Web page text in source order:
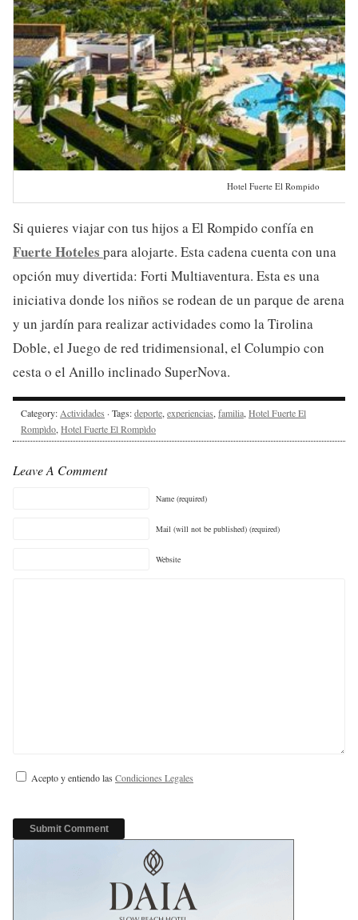
Hotel Fuerte El Rompido
Si quieres viajar con tus hijos a El Rompido confía en
Fuerte Hoteles para alojarte. Esta cadena cuenta con una
opción muy divertida: Forti Multiaventura. Esta es una
iniciativa donde los niños se rodean de un parque de arena
y un jardín para realizar actividades como la Tirolina
Doble, el Juego de red tridimensional, el Columpio con
cesta o el Anillo inclinado SuperNova.
Category:Actividades · Tags:deporte,experiencias,familia,Hotel Fuerte El
Rompìdo,Hotel Fuerte El Rompìdo
Leave A Comment
Name (required)
Mail (will not be published) (required)
Website
Acepto y entiendo las Condiciones Legales